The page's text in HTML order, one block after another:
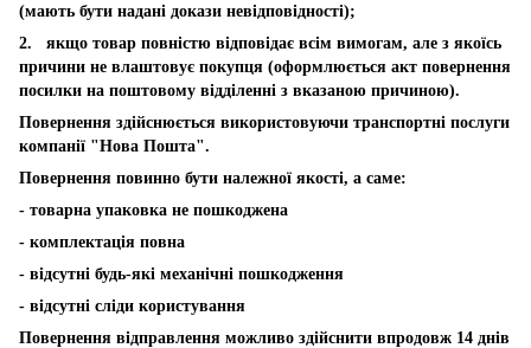
(мають бути надані докази невідповідності);
2. якщо товар повністю відповідає всім вимогам, але з якоїсь
причини не влаштовує покупця (оформлюється акт повернення
посилки на поштовому відділенні з вказаною причиною).
Повернення здійснюється використовуючи транспортні послуги
компанії "Нова Пошта".
Повернення повинно бути належної якості, а саме:
- товарна упаковка не пошкоджена
- комплектація повна
- відсутні будь-які механічні пошкодження
- відсутні сліди користування
Повернення відправлення можливо здійснити впродовж 14 днів